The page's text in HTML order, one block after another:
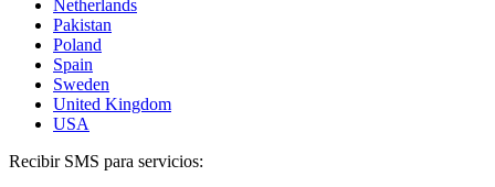
Netherlands
Pakistan
Poland
Spain
Sweden
United Kingdom
USA
Recibir SMS para servicios: